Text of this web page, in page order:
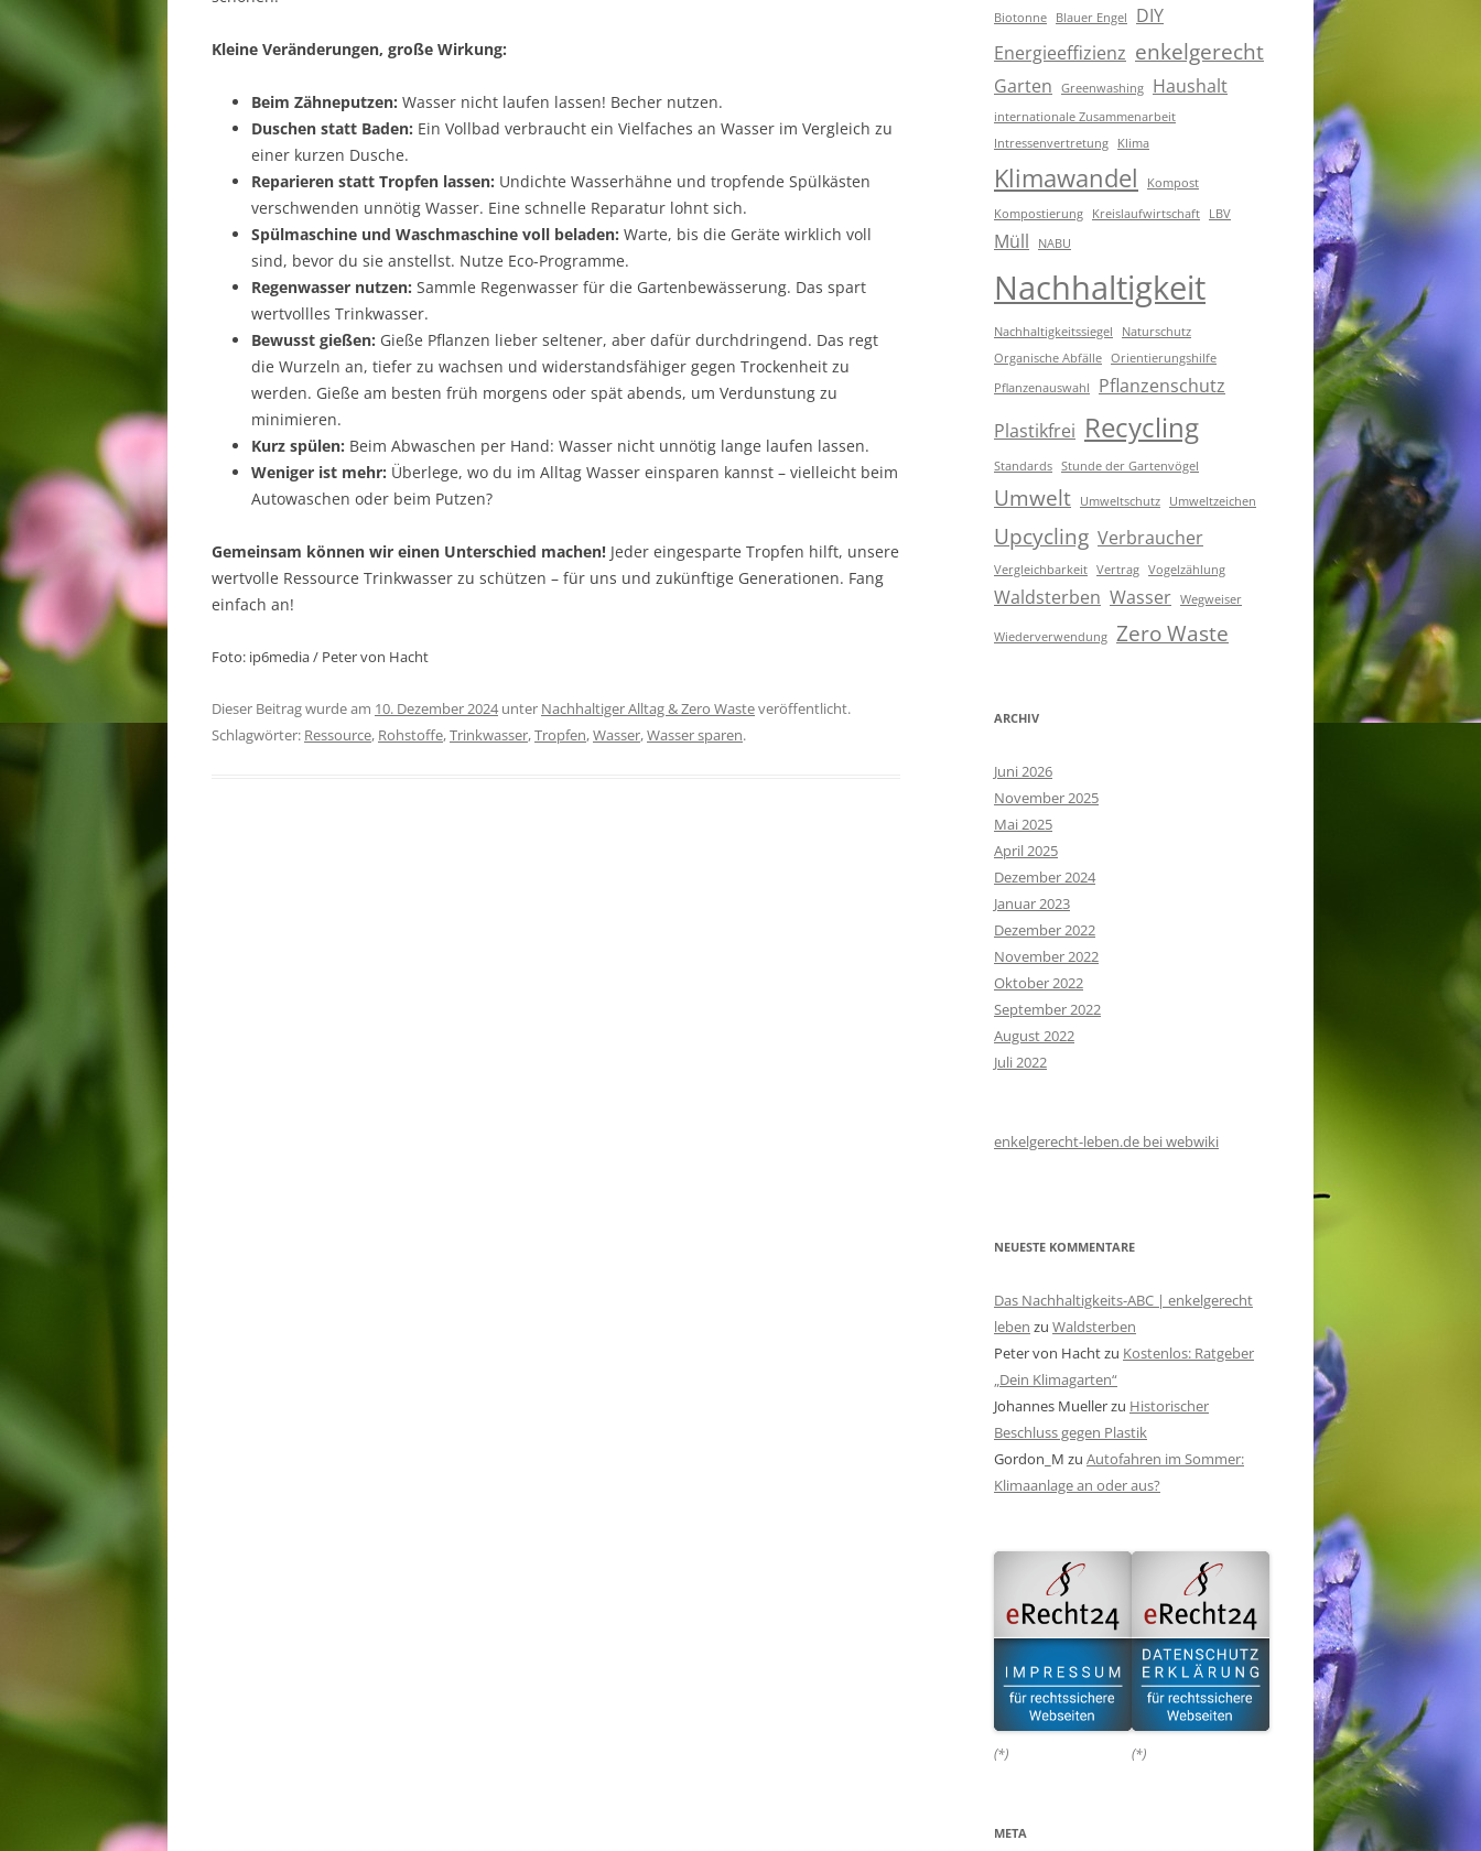
Kleine Veränderungen, große Wirkung:
Beim Zähneputzen: Wasser nicht laufen lassen! Becher nutzen.
Duschen statt Baden: Ein Vollbad verbraucht ein Vielfaches an Wasser im Vergleich zu
einer kurzen Dusche.
Reparieren statt Tropfen lassen: Undichte Wasserhähne und tropfende Spülkästen
verschwenden unnötig Wasser. Eine schnelle Reparatur lohnt sich.
Spülmaschine und Waschmaschine voll beladen: Warte, bis die Geräte wirklich voll
sind, bevor du sie anstellst. Nutze Eco-Programme.
Regenwasser nutzen: Sammle Regenwasser für die Gartenbewässerung. Das spart
wertvollles Trinkwasser.
Bewusst gießen: Gieße Pflanzen lieber seltener, aber dafür durchdringend. Das regt
die Wurzeln an, tiefer zu wachsen und widerstandsfähiger gegen Trockenheit zu
werden. Gieße am besten früh morgens oder spät abends, um Verdunstung zu
minimieren.
Kurz spülen: Beim Abwaschen per Hand: Wasser nicht unnötig lange laufen lassen.
Weniger ist mehr: Überlege, wo du im Alltag Wasser einsparen kannst – vielleicht beim
Autowaschen oder beim Putzen?
Gemeinsam können wir einen Unterschied machen! Jeder eingesparte Tropfen hilft, unsere
wertvolle Ressource Trinkwasser zu schützen – für uns und zukünftige Generationen. Fang
einfach an!
Foto: ip6media / Peter von Hacht
Dieser Beitrag wurde am 10. Dezember 2024unter Nachhaltiger Alltag & Zero Wasteveröffentlicht.
Schlagwörter: Ressource, Rohstoffe,Trinkwasser,Tropfen,Wasser,Wasser sparen.
Biotonne Blauer Engel
DIY
Energieeffizienz enkelgerecht
Garten Greenwashing Haushalt
internationale Zusammenarbeit
Intressenvertretung
Klima
Klimawandel
Kompost
Kompostierung
Kreislaufwirtschaft LBV
Müll NABU
Nachhaltigkeit
Nachhaltigkeitssiegel
Naturschutz
Organische Abfälle Orientierungshilfe
Pflanzenauswahl
Pflanzenschutz
Plastikfrei Recycling
Standards Stunde der Gartenvögel
Umwelt Umweltschutz Umweltzeichen
Upcycling Verbraucher
Vergleichbarkeit Vertrag Vogelzählung
Waldsterben Wasser Wegweiser
Wiederverwendung Zero Waste
ARCHIV
Juni 2026
November 2025
Mai 2025
April 2025
Dezember 2024
Januar 2023
Dezember 2022
November 2022
Oktober 2022
September 2022
August 2022
Juli 2022
enkelgerecht-leben.de bei webwiki
NEUESTE KOMMENTARE
Das Nachhaltigkeits-ABC | enkelgerecht
leben zu Waldsterben
Peter von Hachtzu Kostenlos: Ratgeber
„Dein Klimagarten“
Johannes Muellerzu Historischer
Beschluss gegen Plastik
Gordon_M zu Autofahren im Sommer:
Klimaanlage an oder aus?
(*) (*)
META